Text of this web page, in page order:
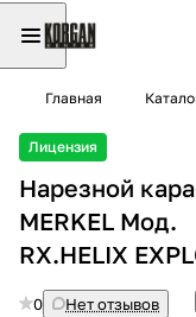
Главная
Лицензия
Нарезной
MERKEL Мод.
RX.HELIX
0
Нет отзывов